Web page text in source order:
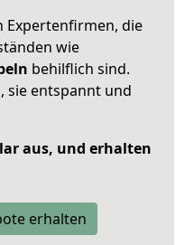
Expertenfirmen, die
wie
behilflich sind.
sie entspannt und
aus, und erhalten
erhalten